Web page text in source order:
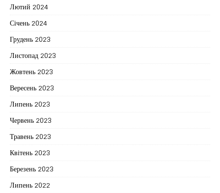
Лютий 2024
Січень 2024
Грудень 2023
Листопад 2023
Жовтень 2023
Вересень 2023
Липень 2023
Червень 2023
Травень 2023
Квітень 2023
Березень 2023
Липень 2022